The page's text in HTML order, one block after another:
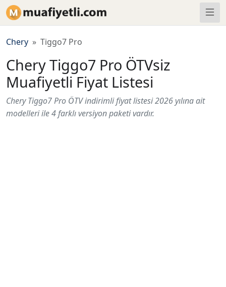
Chery Tiggo7 Pro
Chery Tiggo7 Pro ÖTVsiz
Muafiyetli Fiyat Listesi
Chery Tiggo7 Pro ÖTV indirimli fiyat listesi 2026 yılına ait
modelleri ile 4 farklı versiyon paketi vardır.